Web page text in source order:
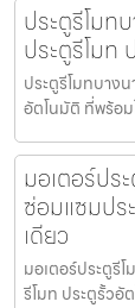
ประตูรีโมท
ประตูรีโมท
ประตูรีโมทบาง
อัตโนมัติ ที่พร้อ
มอเตอร์ปร
ซ่อมแซมปร
เดียว
มอเตอร์ประตูรี
รีโมท ประตูรั้วอั